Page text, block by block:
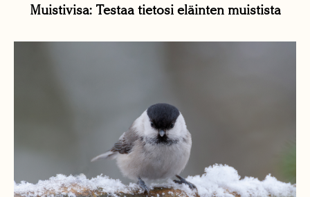
Muistivisa: Testaa tietosi eläinten muistista